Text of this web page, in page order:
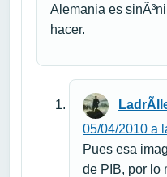
Alemania es
hacer.
05/04/2010 a
Pues esa
de PIB, por lo